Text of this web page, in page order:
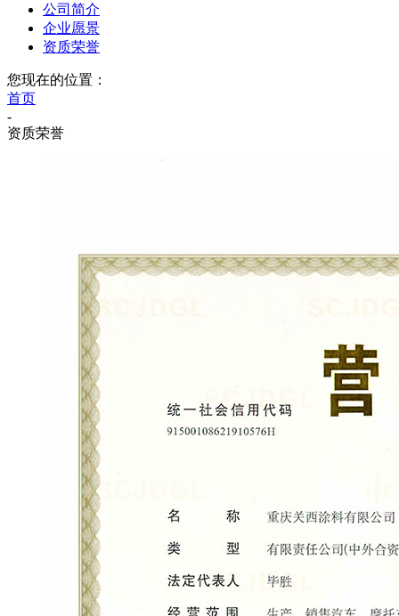
公司简介
企业愿景
资质荣誉
您现在的位置：
首页
-
资质荣誉